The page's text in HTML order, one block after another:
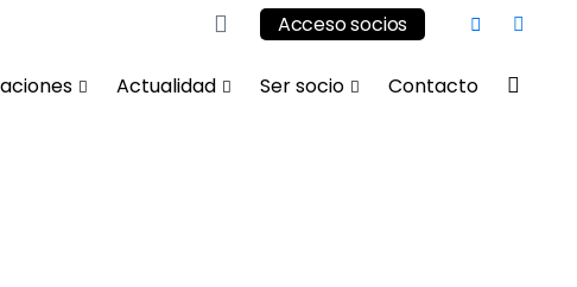
Acceso socios
Actualidad Ser socio Contacto